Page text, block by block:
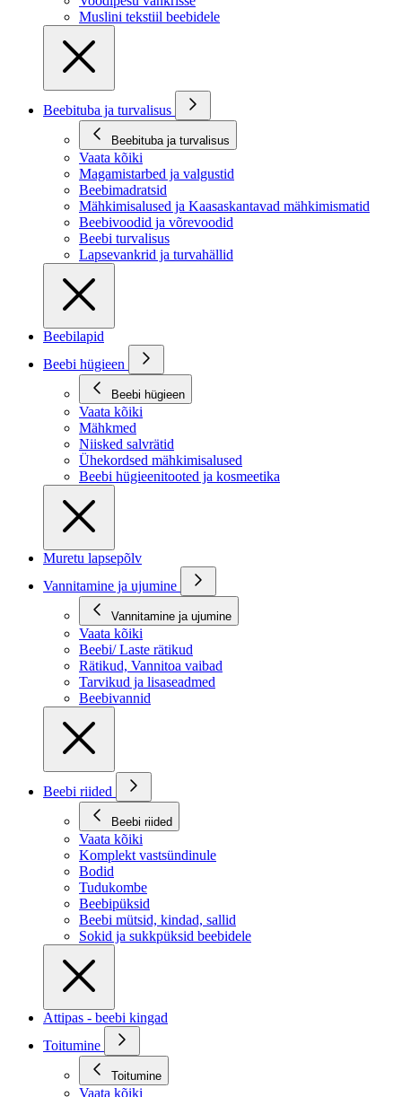
Muslini tekstiil beebidele
Beebituba ja turvalisus
Beebituba ja turvalisus
Vaata kõiki
Magamistarbed ja valgustid
Beebimadratsid
Mähkimisalused ja Kaasaskantavad mähkimismatid
Beebivoodid ja võrevoodid
Beebi turvalisus
Lapsevankrid ja turvahällid
Beebilapid
Beebi hügieen
Beebi hügieen
Vaata kõiki
Mähkmed
Niisked salvrätid
Ühekordsed mähkimisalused
Beebi hügieenitooted ja kosmeetika
Muretu lapsepõlv
Vannitamine ja ujumine
Vannitamine ja ujumine
Vaata kõiki
Beebi/ Laste rätikud
Rätikud, Vannitoa vaibad
Tarvikud ja lisaseadmed
Beebivannid
Beebi riided
Beebi riided
Vaata kõiki
Komplekt vastsündinule
Bodid
Tudukombe
Beebipüksid
Beebi mütsid, kindad, sallid
Sokid ja sukkpüksid beebidele
Attipas - beebi kingad
Toitumine
Toitumine
Vaata kõiki